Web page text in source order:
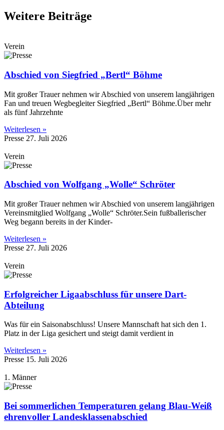
Weitere Beiträge
Verein
Abschied von Siegfried „Bertl“ Böhme
Mit großer Trauer nehmen wir Abschied von unserem langjährigen
Fan und treuen Wegbegleiter Siegfried „Bertl“ Böhme.Über mehr
als fünf Jahrzehnte
Weiterlesen »
Presse 27. Juli 2026
Verein
Abschied von Wolfgang „Wolle“ Schröter
Mit großer Trauer nehmen wir Abschied von unserem langjährigen
Vereinsmitglied Wolfgang „Wolle“ Schröter.Sein fußballerischer
Weg begann bereits in der Kinder-
Weiterlesen »
Presse 27. Juli 2026
Verein
Erfolgreicher Ligaabschluss für unsere Dart-
Abteilung
Was für ein Saisonabschluss! Unsere Mannschaft hat sich den 1.
Platz in der Liga gesichert und steigt damit verdient in
Weiterlesen »
Presse 15. Juli 2026
1. Männer
Bei sommerlichen Temperaturen gelang Blau-Weiß
ehrenvoller Landesklassenabschied